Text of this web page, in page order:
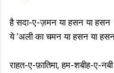
है सदा-ए-ज़मन या हसन या हसन
ये 'अली का चमन या हसन या
राहत-ए-फ़ातिमा, हम-शबीह-ए-नबी